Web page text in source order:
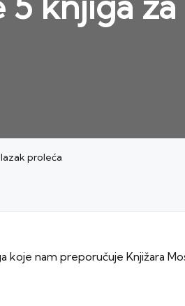
proleća
nam preporučuje Knjižara